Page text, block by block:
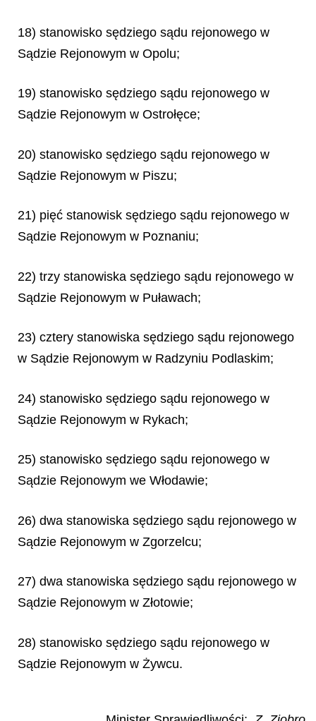
18) stanowisko sędziego sądu rejonowego w
Sądzie Rejonowym w Opolu;
19) stanowisko sędziego sądu rejonowego w
Sądzie Rejonowym w Ostrołęce;
20) stanowisko sędziego sądu rejonowego w
Sądzie Rejonowym w Piszu;
21) pięć stanowisk sędziego sądu rejonowego w
Sądzie Rejonowym w Poznaniu;
22) trzy stanowiska sędziego sądu rejonowego w
Sądzie Rejonowym w Puławach;
23) cztery stanowiska sędziego sądu rejonowego
w Sądzie Rejonowym w Radzyniu Podlaskim;
24) stanowisko sędziego sądu rejonowego w
Sądzie Rejonowym w Rykach;
25) stanowisko sędziego sądu rejonowego w
Sądzie Rejonowym we Włodawie;
26) dwa stanowiska sędziego sądu rejonowego w
Sądzie Rejonowym w Zgorzelcu;
27) dwa stanowiska sędziego sądu rejonowego w
Sądzie Rejonowym w Złotowie;
28) stanowisko sędziego sądu rejonowego w
Sądzie Rejonowym w Żywcu.